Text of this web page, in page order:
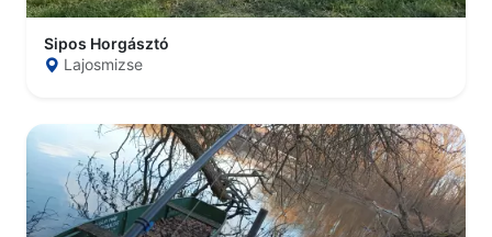
Sipos Horgásztó
Lajosmizse